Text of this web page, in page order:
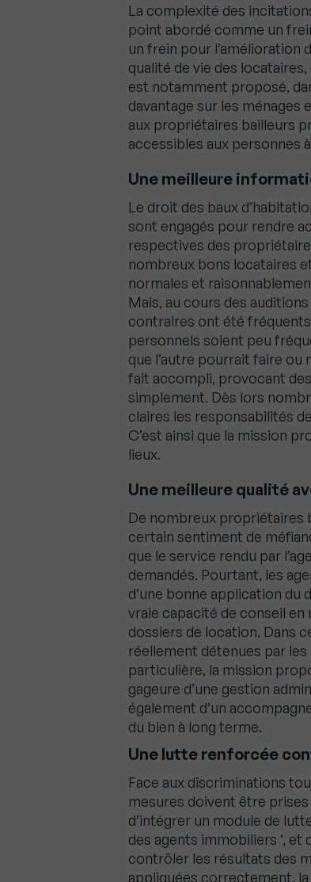
La complexité des
point abordé comme un
un frein pour l’amélioration
qualité de vie des
est notamment proposé,
davantage sur les ménages
aux propriétaires bailleurs
accessibles aux personnes
Une meilleure
Le droit des baux
sont engagés pour rendre
respectives des
nombreux bons locataires
normales et
Mais, au cours des
contraires ont été
personnels soient peu
que l’autre pourrait faire ou
fait accompli, provocant
simplement. Dès lors
claires les responsabilités
C’est ainsi que la mission
lieux.
Une meilleure qualité
De nombreux propriétaires
certain sentiment de
que le service rendu par
demandés. Pourtant, les
d’une bonne application du
vraie capacité de conseil en
dossiers de location. Dans
réellement détenues par
particulière, la mission
gageure d’une gestion
également d’un
du bien à long terme.
Une lutte renforcée
Face aux discriminations
mesures doivent être
d’intégrer un module de
des agents immobiliers ‘,
contrôler les résultats des
appliquées correctement,